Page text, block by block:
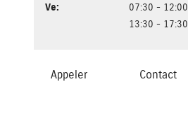
Ve:
07:30 - 12:00
13:30 - 17:30
Appeler Contact